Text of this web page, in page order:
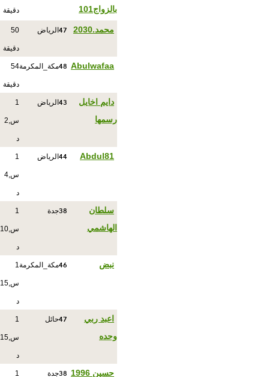
بالزواج101
دقيقة
محمد.2030 47 الرياض 50
دقيقة
Abulwafaa
48مكة_المكرمة54
دقيقة
دايم اخايل
رسمها
43 الرياض 1
س,2
د
Abdul81
44 الرياض 1
س,4
د
سلطان
الهاشمي
38جدة 1
س,10
د
نبض 46مكة_المكرمة1
س,15
د
اعبد ربي
وحده
47حائل 1
س,15
د
حسين 1996 38جدة 1